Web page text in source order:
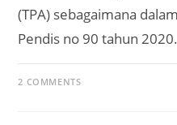
(TPA) sebagaimana
Pendis no 90 tahun
2 COMMENTS